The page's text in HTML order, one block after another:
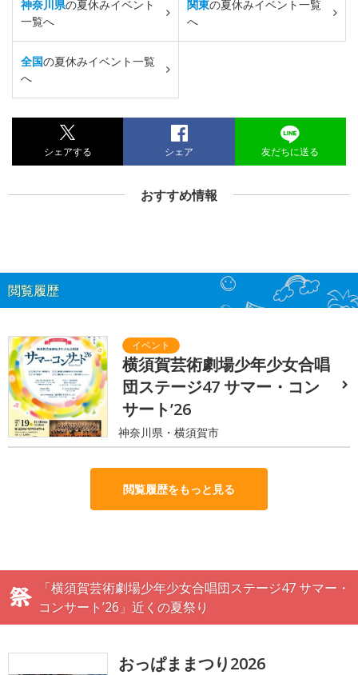
神奈川県の夏休みイベント
一覧へ
関東の夏休みイベント一覧
へ
全国の夏休みイベント一覧
へ
シェアする シェア 友だちに送る
おすすめ情報
閲覧履歴
横須賀芸術劇場少年少女合唱
団ステージ47 サマー・コン
サート’26
神奈川県・横須賀市
閲覧履歴をもっと見る
「横須賀芸術劇場少年少女合唱団ステージ47 サマー・
コンサート’26」近くの夏祭り
おっぱままつり2026